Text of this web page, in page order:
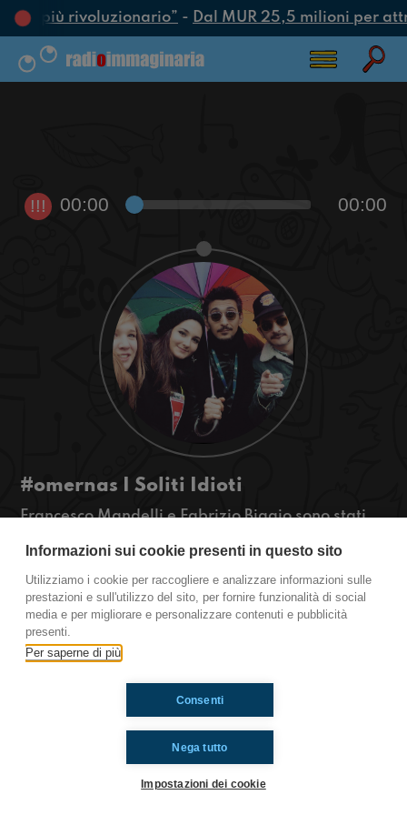
più rivoluzionario”- Dal MUR 25,5 milioni per
!!! 00:00 00:00
#omernas I Soliti Idioti
Francesco Mandelli e Fabrizio Biggio sono stati
"incursori" di Radioimmaginaria, durante il
Festival di Sanremo...ne è venuto fuori un
servizio da ascoltare almeno 3 volte!
Ti è piaciuto? Condividilo!
Informazioni sui cookie presenti in questo sito
Utilizziamo i cookie per raccogliere e analizzare informazioni sulle
prestazioni e sull'utilizzo del sito, per fornire funzionalità di social
media e per migliorare e personalizzare contenuti e pubblicità
presenti.
Per saperne di più
Nega tutto
Consenti
Impostazioni dei cookie